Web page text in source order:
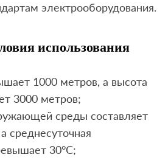
электрооборудования.
использования
1000 метров, а высота
3000 метров;
среды составляет
среднесуточная
30°C;